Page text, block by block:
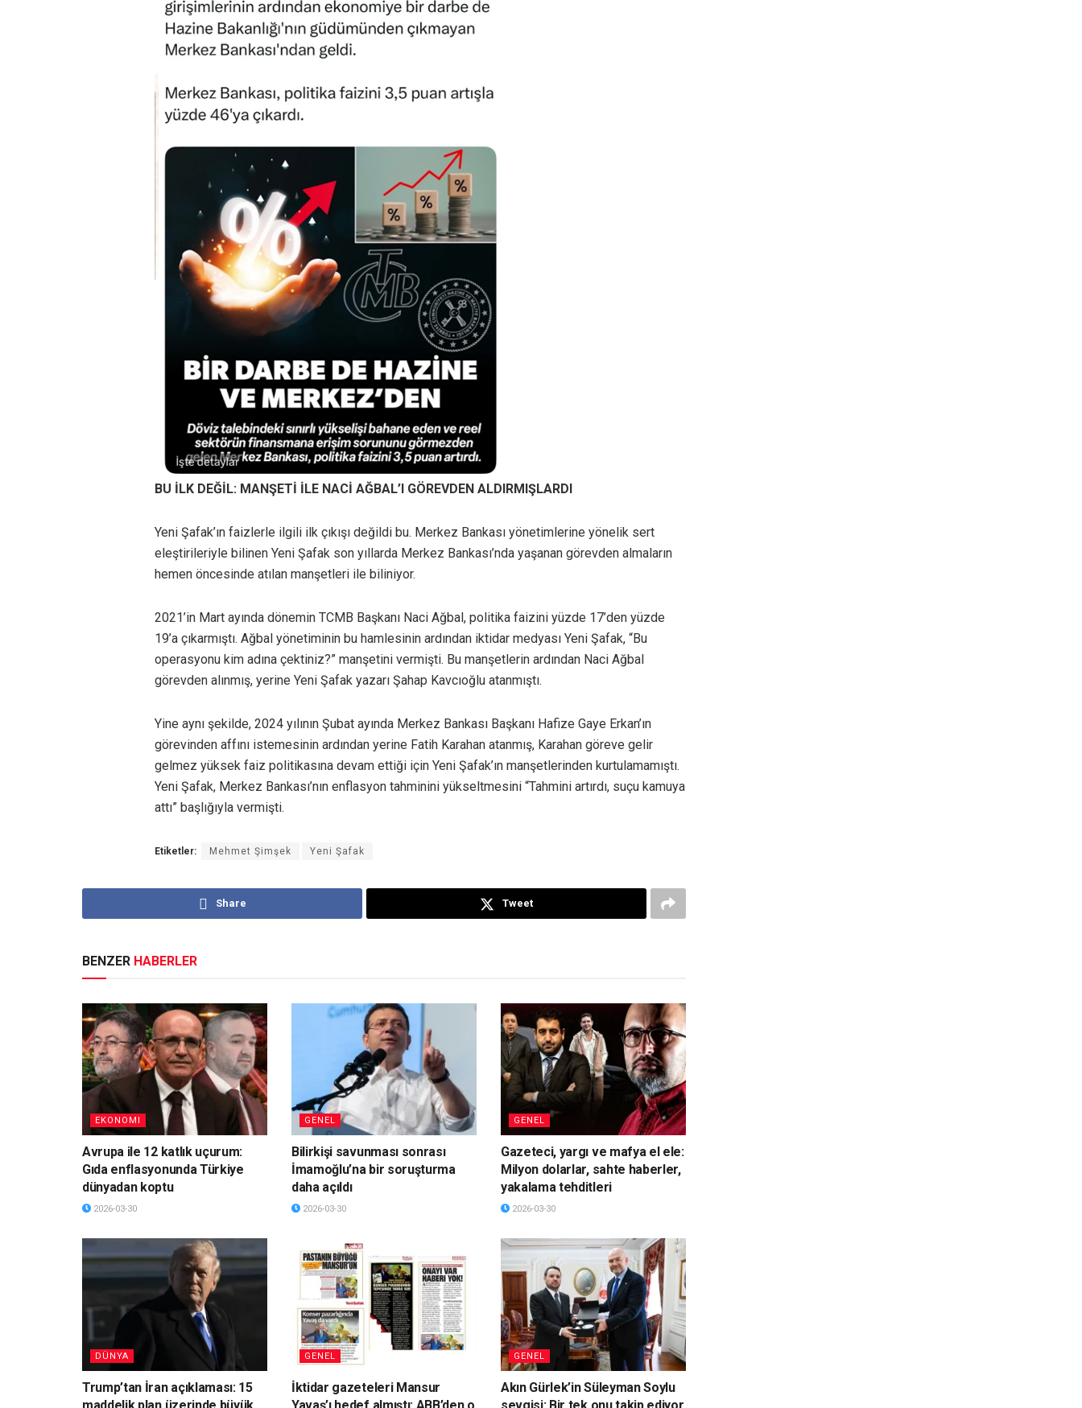
BU İLK DEĞİL: MANŞETİ İLE NACİ AĞBAL’I GÖREVDEN ALDIRMIŞLARDI
Yeni Şafak’ın faizlerle ilgili ilk çıkışı değildi bu. Merkez Bankası yönetimlerine yönelik sert
eleştirileriyle bilinen Yeni Şafak son yıllarda Merkez Bankası’nda yaşanan görevden almaların
hemen öncesinde atılan manşetleri ile biliniyor.
2021’in Mart ayında dönemin TCMB Başkanı Naci Ağbal, politika faizini yüzde 17’den yüzde
19’a çıkarmıştı. Ağbal yönetiminin bu hamlesinin ardından iktidar medyası Yeni Şafak, “Bu
operasyonu kim adına çektiniz?” manşetini vermişti. Bu manşetlerin ardından Naci Ağbal
görevden alınmış, yerine Yeni Şafak yazarı Şahap Kavcıoğlu atanmıştı.
Yine aynı şekilde, 2024 yılının Şubat ayında Merkez Bankası Başkanı Hafize Gaye Erkan’ın
görevinden affını istemesinin ardından yerine Fatih Karahan atanmış, Karahan göreve gelir
gelmez yüksek faiz politikasına devam ettiği için Yeni Şafak’ın manşetlerinden kurtulamamıştı.
Yeni Şafak, Merkez Bankası’nın enflasyon tahminini yükseltmesini “Tahmini artırdı, suçu kamuya
attı” başlığıyla vermişti.
Etiketler: Mehmet Şimşek Yeni Şafak
Share Tweet
BENZER HABERLER
EKONOMI
Avrupa ile 12 katlık uçurum:
Gıda enflasyonunda Türkiye
dünyadan koptu
2026-03-30
GENEL
Bilirkişi savunması sonrası
İmamoğlu’na bir soruşturma
daha açıldı
2026-03-30
GENEL
Gazeteci, yargı ve mafya el ele:
Milyon dolarlar, sahte haberler,
yakalama tehditleri
2026-03-30
DÜNYA
Trump’tan İran açıklaması: 15
maddelik plan üzerinde büyük
GENEL
İktidar gazeteleri Mansur
Yavaş’ı hedef almıştı: ABB’den o
GENEL
Akın Gürlek’in Süleyman Soylu
sevgisi: Bir tek onu takip ediyor